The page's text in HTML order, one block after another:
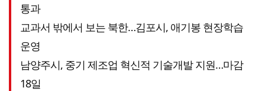
통과
교과서 밖에서 보는 북한…김포시, 애기봉 현장학습
운영
남양주시, 중기 제조업 혁신적 기술개발 지원…마감
18일